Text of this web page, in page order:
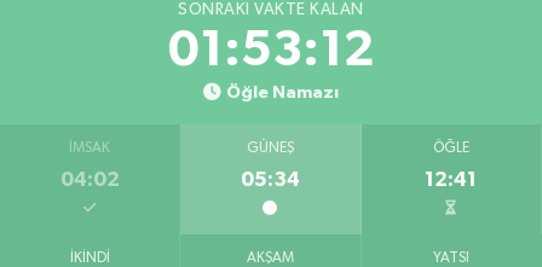
SONRAKI VAKTE KALAN
01:53:12
Öğle Namazı
İMSAK
04:02
GÜNEŞ
05:34
ÖĞLE
12:41
İKINDI AKŞAM YATSI